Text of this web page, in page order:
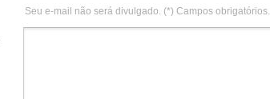
Seu e-mail não será divulgado. (*) Campos obrigatórios.